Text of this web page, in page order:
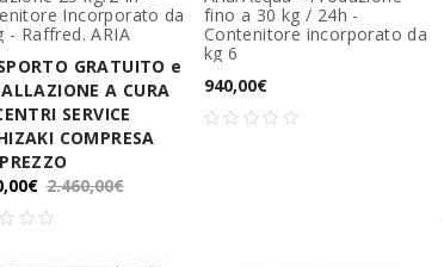
Incorporato da
- Raffred. ARIA
GRATUITO e
A CURA
SERVICE
COMPRESA
2.460,00€
fino a 30 kg / 24h -
Contenitore incorporato da
kg 6
940,00€